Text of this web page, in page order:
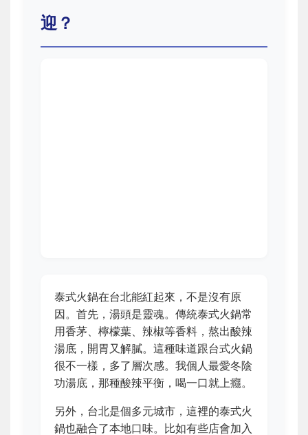
迎？
泰式火鍋在台北能紅起來，不是沒有原
因。首先，湯頭是靈魂。傳統泰式火鍋常
用香茅、檸檬葉、辣椒等香料，熬出酸辣
湯底，開胃又解膩。這種味道跟台式火鍋
很不一樣，多了層次感。我個人最愛冬陰
功湯底，那種酸辣平衡，喝一口就上癮。
另外，台北是個多元城市，這裡的泰式火
鍋也融合了本地口味。比如有些店會加入